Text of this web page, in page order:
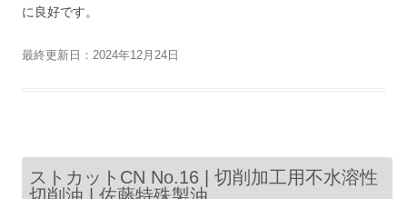
に良好です。
最終更新日：2024年12月24日
ストカットCN No.16 | 切削加工用不水溶性